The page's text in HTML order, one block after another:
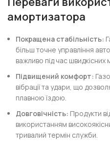
амортизатора
Покращена стабільність:
більш точне управління
важливо під час швидкісних
Підвищений комфорт:
вібрації та удари, що
плавною їздою.
Довговічність: Продукти
використанням
тривалий термін служби.